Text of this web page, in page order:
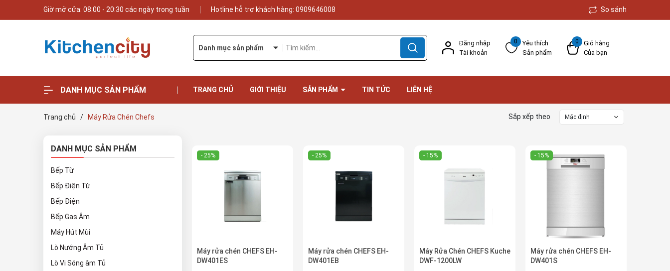
Giờ mở cửa: 08:00 - 20:30 các ngày trong tuần Hotline hỗ trợ khách hàng: 0909646008 So sánh
Danh mục sản phẩm
Đăng nhập
Tài khoản
0
Yêu thích
Sản phẩm
0
Giỏ hàng
Của bạn
DANH MỤC SẢN PHẨM TRANG CHỦ GIỚI THIỆU SẢN PHẨM TIN TỨC LIÊN HỆ
Trang chủ / Máy Rửa Chén Chefs
DANH MỤC SẢN PHẨM
Bếp Từ
Bếp Điện Từ
Bếp Điện
Bếp Gas Âm
Máy Hút Mùi
Lò Nướng Âm Tủ
Lò Vi Sóng âm Tủ
Sắp xếp theo Mặc định
- 25%
Máy rửa chén CHEFS EH-
DW401ES
- 25%
Máy rửa chén CHEFS EH-
DW401EB
- 15%
Máy Rửa Chén CHEFS Kuche
DWF-1200LW
- 15%
Máy rửa chén CHEFS EH-
DW401S